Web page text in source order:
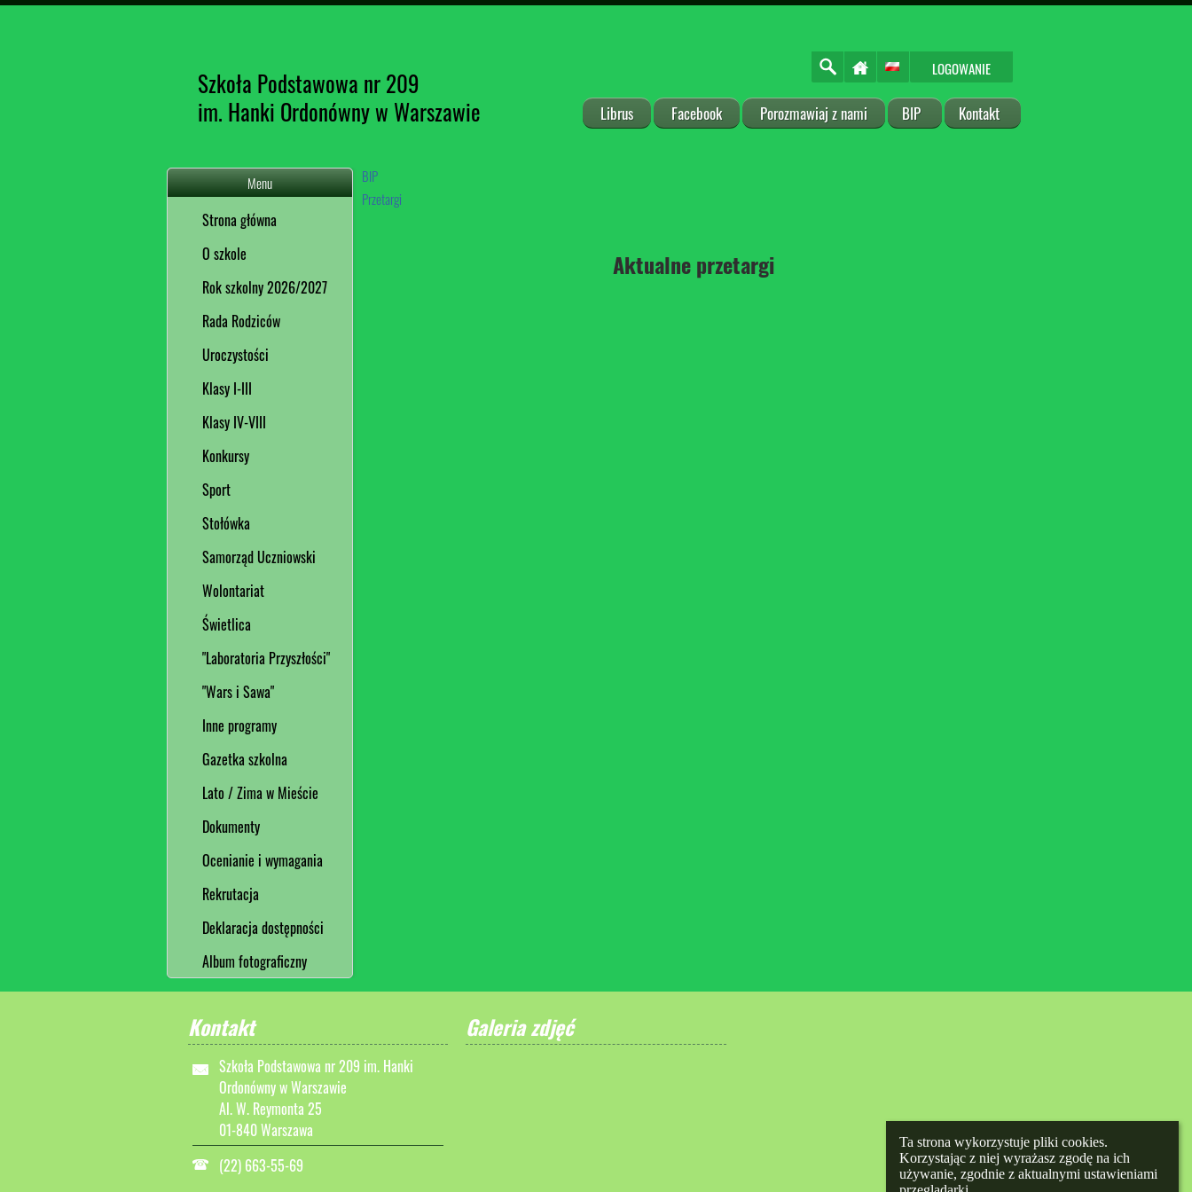
Ta strona wykorzystuje pliki cookies.
Korzystając z niej wyrażasz zgodę na ich
używanie, zgodnie z aktualnymi ustawieniami
LOGOWANIE
Szkoła Podstawowa nr 209
im. Hanki Ordonówny w Warszawie
Librus Facebook Porozmawiaj z nami BIP Kontakt
Menu
Strona główna
O szkole
Rok szkolny 2026/2027
Rada Rodziców
Uroczystości
Klasy I-III
Klasy IV-VIII
Konkursy
Sport
Stołówka
Samorząd Uczniowski
Wolontariat
Świetlica
"Laboratoria Przyszłości"
"Wars i Sawa"
Inne programy
Gazetka szkolna
Lato / Zima w Mieście
Dokumenty
Ocenianie i wymagania
Rekrutacja
Deklaracja dostępności
Album fotograficzny
BIP
Przetargi
Aktualne przetargi
Kontakt
Szkoła Podstawowa nr 209 im. Hanki
Ordonówny w Warszawie
Al. W. Reymonta 25
01-840 Warszawa
(22) 663-55-69
Galeria zdjęć